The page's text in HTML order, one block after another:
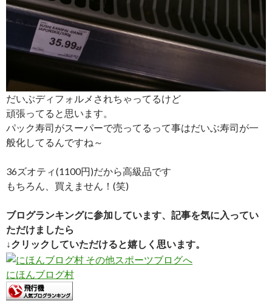
だいぶディフォルメされちゃってるけど
頑張ってると思います。
パック寿司がスーパーで売ってるって事はだいぶ寿司が一
般化してるんですね～
36ズオティ(1100円)だから高級品です
もちろん、買えません！(笑)
ブログランキングに参加しています、記事を気に入ってい
ただけましたら
↓クリックしていただけると嬉しく思います。
にほんブログ村